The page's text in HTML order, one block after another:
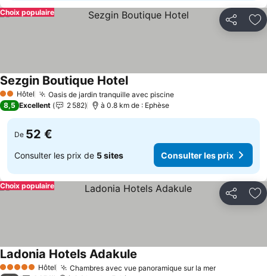
Partager
Choix populaire
2 Étoiles
Hôtel Oasis de jardin tranquille avec piscine
Sezgin Boutique Hotel
8,5 Excellent 2 582 à 0.8 km de : Ephèse
De 52 €
Consulter les prix de 5 sites Consulter les prix
Partager
Choix populaire
5 Étoiles Hôtel Chambres avec vue panoramique sur la mer
Ladonia Hotels Adakule